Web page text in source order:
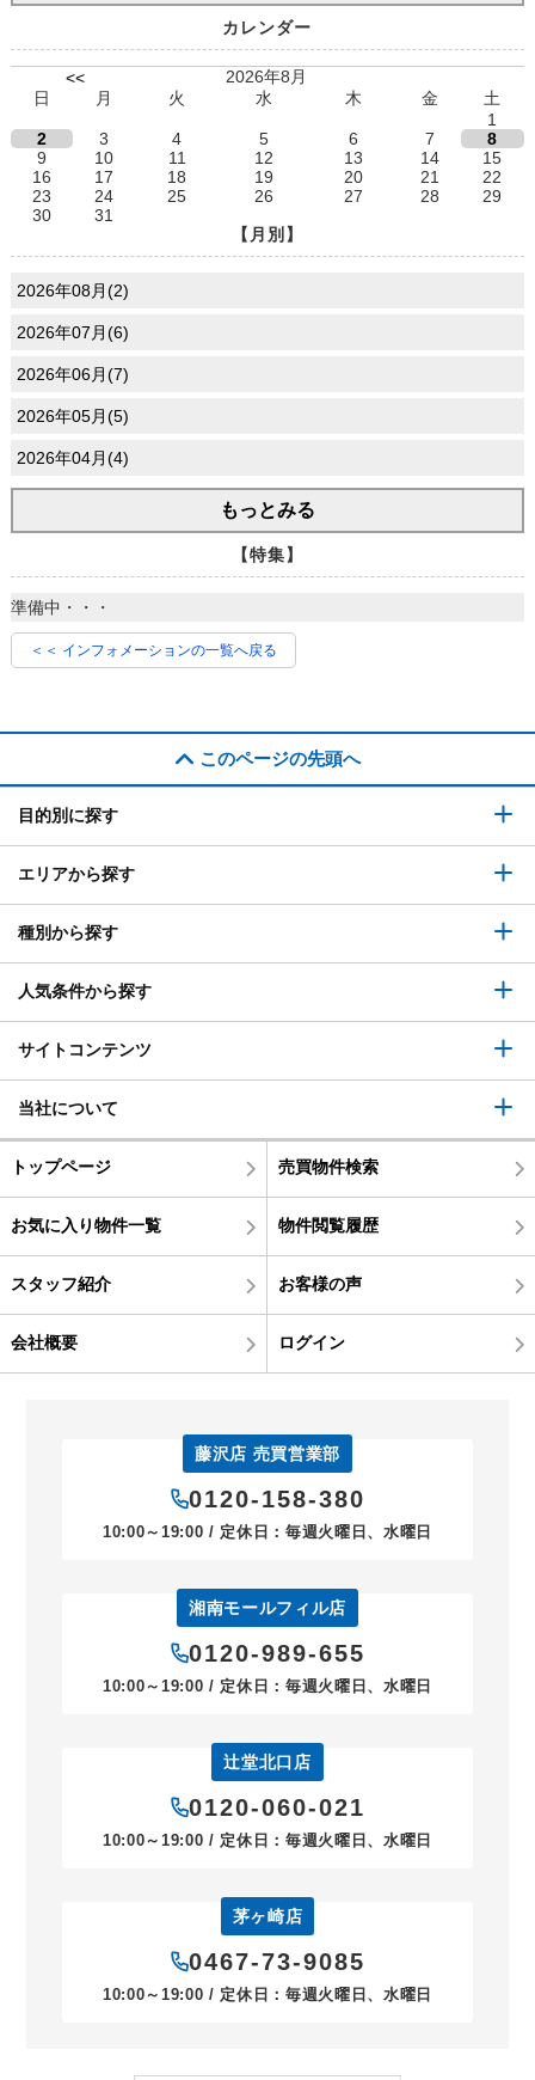
カレンダー
<<
2026年8月
日
月 火 水 木 金
土
1
2
3 4 5 6 7
8
9
10 11 12 13 14
15
16
17 18 19 20 21
22
23
24 25 26 27 28
29
30
31
【月別】
2026年08月(2)
2026年07月(6)
2026年06月(7)
2026年05月(5)
2026年04月(4)
もっとみる
【特集】
準備中・・・
＜＜ インフォメーションの一覧へ戻る
このページの先頭へ
目的別に探す
エリアから探す
種別から探す
人気条件から探す
サイトコンテンツ
当社について
トップページ 売買物件検索
お気に入り物件一覧 物件閲覧履歴
スタッフ紹介 お客様の声
会社概要 ログイン
藤沢店 売買営業部
0120-158-380
10:00～19:00 / 定休日：毎週火曜日、水曜日
湘南モールフィル店
0120-989-655
10:00～19:00 / 定休日：毎週火曜日、水曜日
辻堂北口店
0120-060-021
10:00～19:00 / 定休日：毎週火曜日、水曜日
茅ヶ崎店
0467-73-9085
10:00～19:00 / 定休日：毎週火曜日、水曜日